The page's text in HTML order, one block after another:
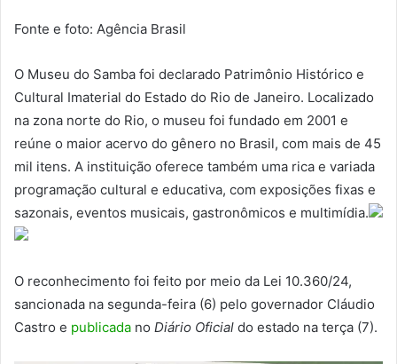
Fonte e foto: Agência Brasil
O Museu do Samba foi declarado Patrimônio Histórico e
Cultural Imaterial do Estado do Rio de Janeiro. Localizado
na zona norte do Rio, o museu foi fundado em 2001 e
reúne o maior acervo do gênero no Brasil, com mais de 45
mil itens. A instituição oferece também uma rica e variada
programação cultural e educativa, com exposições fixas e
sazonais, eventos musicais, gastronômicos e multimídia.
O reconhecimento foi feito por meio da Lei 10.360/24,
sancionada na segunda-feira (6) pelo governador Cláudio
Castro e publicada no Diário Oficial do estado na terça (7).